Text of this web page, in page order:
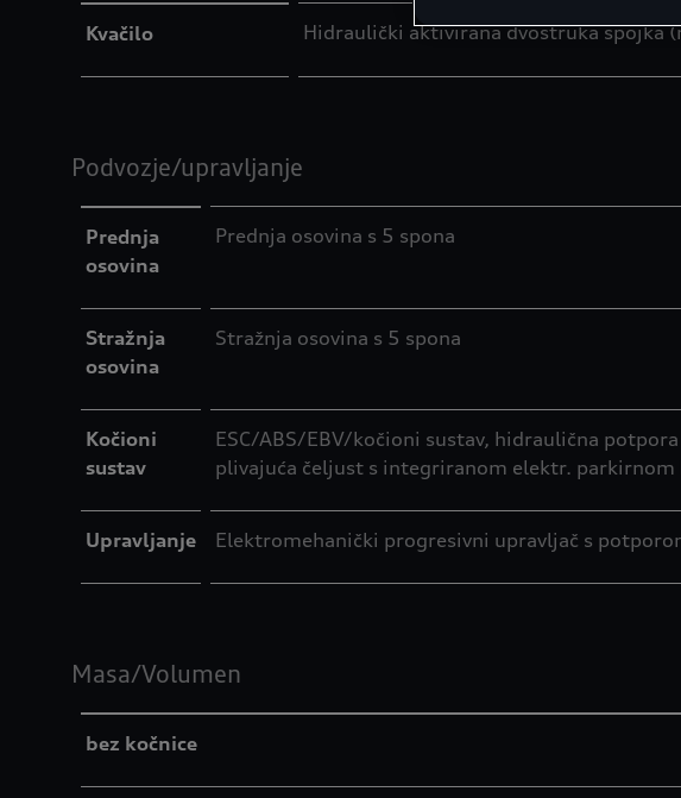
Kvačilo Hidraulički aktivirana dvostruka spojka
Podvozje/upravljanje
Prednja
osovina
Prednja osovina s 5 spona
Stražnja
osovina
Stražnja osovina s 5 spona
Kočioni
sustav
ESC/ABS/EBV/kočioni sustav, hidraulična
plivajuća čeljust s integriranom elektr.
Upravljanje Elektromehanički progresivni upravljač s
Masa/Volumen
bez kočnice